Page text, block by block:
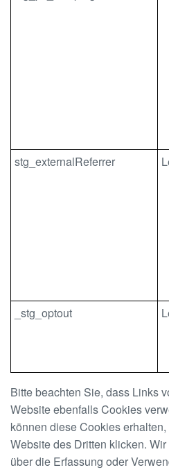
stg_externalReferrer
_stg_optout
Bitte beachten Sie, dass Links
Website ebenfalls Cookies
können diese Cookies
Website des Dritten klicken.
über die Erfassung oder